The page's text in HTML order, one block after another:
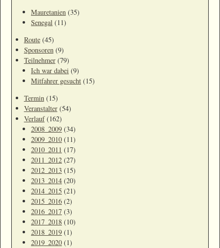
Mauretanien (35)
Senegal (11)
Route(45)
Sponsoren(9)
Teilnehmer(79)
Ich war dabei (9)
Mitfahrer gesucht (15)
Termin(15)
Veranstalter(54)
Verlauf(162)
2008_2009 (34)
2009_2010 (11)
2010_2011 (17)
2011_2012 (27)
2012_2013 (15)
2013_2014 (20)
2014_2015 (21)
2015_2016 (2)
2016_2017 (3)
2017_2018 (10)
2018_2019 (1)
2019_2020 (1)